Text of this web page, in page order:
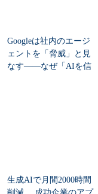
Googleは社内のエージ
ェントを「脅威」と見
なす――なぜ「AIを信
生成AIで月間2000時間